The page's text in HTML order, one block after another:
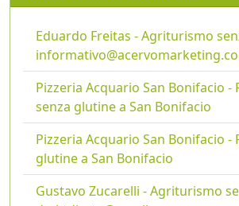
Eduardo Freitas - Agriturismo
Pizzeria Acquario San Bonifacio -
senza glutine a San Bonifacio
Pizzeria Acquario San Bonifacio -
glutine a San Bonifacio
Gustavo Zucarelli - Agriturismo